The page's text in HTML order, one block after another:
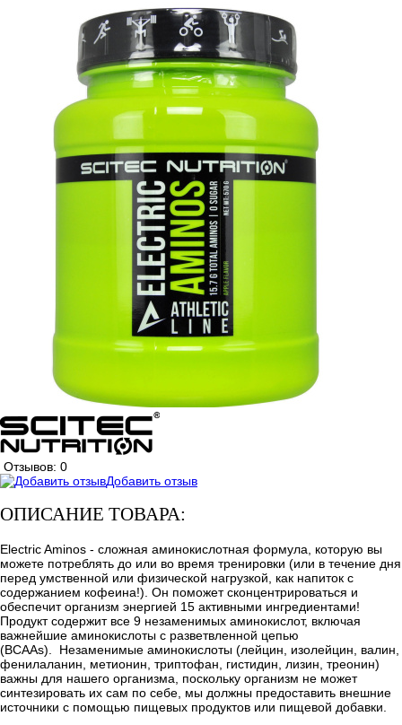
Отзывов: 0
Добавить отзыв
ОПИСАНИЕ ТОВАРА:
Electric Aminos - сложная аминокислотная формула, которую вы
можете потреблять до или во время тренировки (или в течение дня
перед умственной или физической нагрузкой, как напиток с
содержанием кофеина!). Он поможет сконцентрироваться и
обеспечит организм энергией 15 активными ингредиентами!
Продукт содержит все 9 незаменимых аминокислот, включая
важнейшие аминокислоты с разветвленной цепью
(BCAAs). Незаменимые аминокислоты (лейцин, изолейцин, валин,
фенилаланин, метионин, триптофан, гистидин, лизин, треонин)
важны для нашего организма, поскольку организм не может
синтезировать их сам по себе, мы должны предоставить внешние
источники с помощью пищевых продуктов или пищевой добавки.